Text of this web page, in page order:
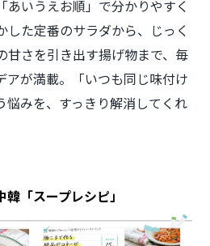
あいうえお順」で分かりやすく
した定番のサラダから、じっく
甘さを引き出す揚げ物まで、毎
アが満載。「いつも同じ味付け
悩みを、すっきり解消してくれ
「スープレシピ」